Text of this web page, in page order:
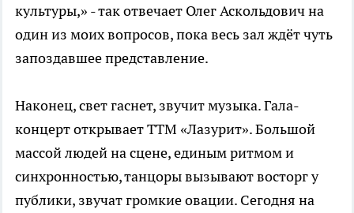
культуры,» - так отвечает Олег Аскольдович на
один из моих вопросов, пока весь зал ждёт чуть
запоздавшее представление.
Наконец, свет гаснет, звучит музыка. Гала-
концерт открывает ТТМ «Лазурит». Большой
массой людей на сцене, единым ритмом и
синхронностью, танцоры вызывают восторг у
публики, звучат громкие овации. Сегодня на